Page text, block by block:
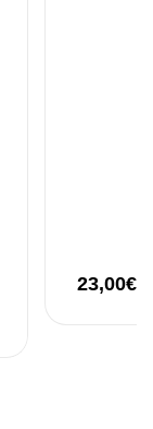
23,00€